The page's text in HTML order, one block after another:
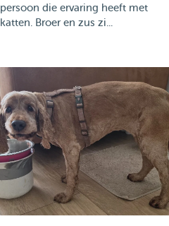
persoon die ervaring heeft met
katten. Broer en zus zi...